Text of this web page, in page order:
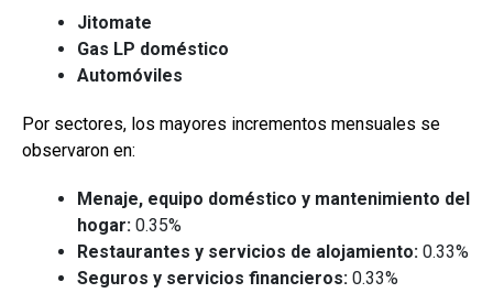
Jitomate
Gas LP doméstico
Automóviles
Por sectores, los mayores incrementos mensuales se
observaron en:
Menaje, equipo doméstico y mantenimiento del
hogar: 0.35%
Restaurantes y servicios de alojamiento: 0.33%
Seguros y servicios financieros: 0.33%